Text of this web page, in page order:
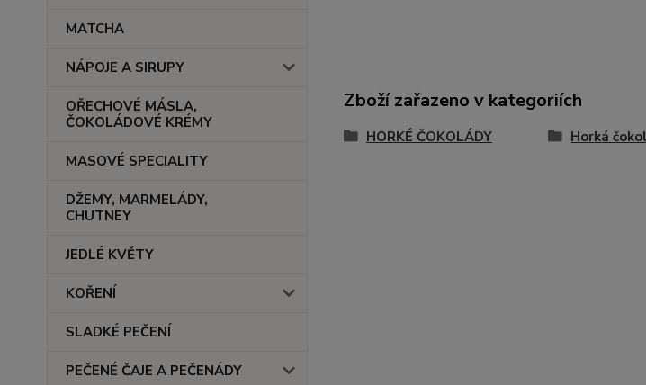
MATCHA
NÁPOJE A SIRUPY
OŘECHOVÉ MÁSLA,
ČOKOLÁDOVÉ KRÉMY
MASOVÉ SPECIALITY
DŽEMY, MARMELÁDY,
CHUTNEY
JEDLÉ KVĚTY
KOŘENÍ
SLADKÉ PEČENÍ
PEČENÉ ČAJE A PEČENÁDY
Zboží zařazeno v kategoriích
HORKÉ ČOKOLÁDY Horká